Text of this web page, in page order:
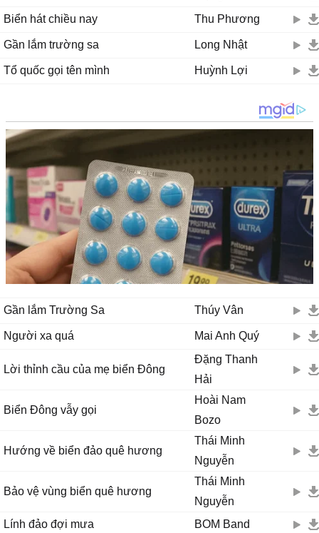
Biển hát chiều nay Thu Phương
Gần lắm trường sa Long Nhật
Tổ quốc gọi tên mình Huỳnh Lợi
Gần lắm Trường Sa Thúy Vân
Người xa quá Mai Anh Quý
Lời thỉnh cầu của mẹ biển Đông
Đặng Thanh
Hải
Biển Đông vẫy gọi
Hoài Nam
Bozo
Hướng về biển đảo quê hương
Thái Minh
Nguyễn
Bảo vệ vùng biển quê hương
Thái Minh
Nguyễn
Lính đảo đợi mưa
BOM Band